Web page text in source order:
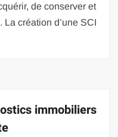
de conserver et
création d’une SCI
immobiliers